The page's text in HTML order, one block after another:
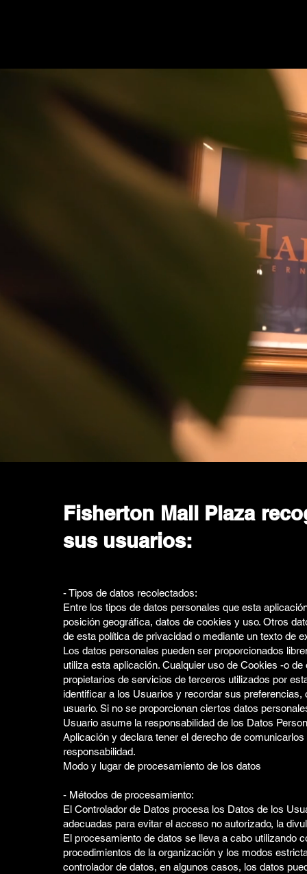
Fisherton Mall Plaza
sus usuarios:
- Tipos de datos recolectados:
Entre los tipos de datos personales que esta
posición geográfica, datos de cookies y uso. Otros
de esta política de privacidad o mediante un texto de
Los datos personales pueden ser proporcionados
utiliza esta aplicación. Cualquier uso de Cookies -o
propietarios de servicios de terceros utilizados por
identificar a los Usuarios y recordar sus
usuario. Si no se proporcionan ciertos datos
Usuario asume la responsabilidad de los Datos
Aplicación y declara tener el derecho de
responsabilidad.
Modo y lugar de procesamiento de los datos
- Métodos de procesamiento:
El Controlador de Datos procesa los Datos de los
adecuadas para evitar el acceso no autorizado, la
El procesamiento de datos se lleva a cabo utilizando
procedimientos de la organización y los modos
controlador de datos, en algunos casos, los datos